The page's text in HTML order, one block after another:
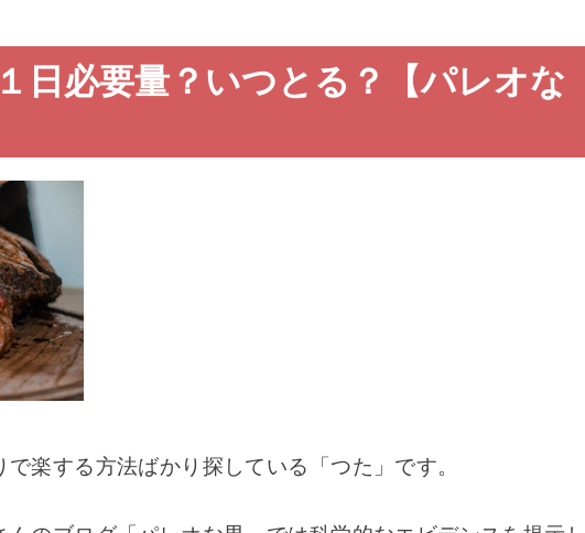
日必要量？いつとる？【パレオな
楽する方法ばかり探している「つた」です。